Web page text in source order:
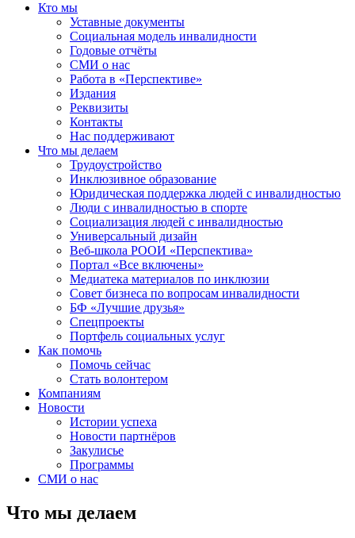
Кто мы
Уставные документы
Социальная модель инвалидности
Годовые отчёты
СМИ о нас
Работа в «Перспективе»
Издания
Реквизиты
Контакты
Нас поддерживают
Что мы делаем
Трудоустройство
Инклюзивное образование
Юридическая поддержка людей с инвалидностью
Люди с инвалидностью в спорте
Социализация людей с инвалидностью
Универсальный дизайн
Веб-школа РООИ «Перспектива»
Портал «Все включены»
Медиатека материалов по инклюзии
Совет бизнеса по вопросам инвалидности
БФ «Лучшие друзья»
Спецпроекты
Портфель социальных услуг
Как помочь
Помочь сейчас
Стать волонтером
Компаниям
Новости
Истории успеха
Новости партнёров
Закулисье
Программы
СМИ о нас
Что мы делаем